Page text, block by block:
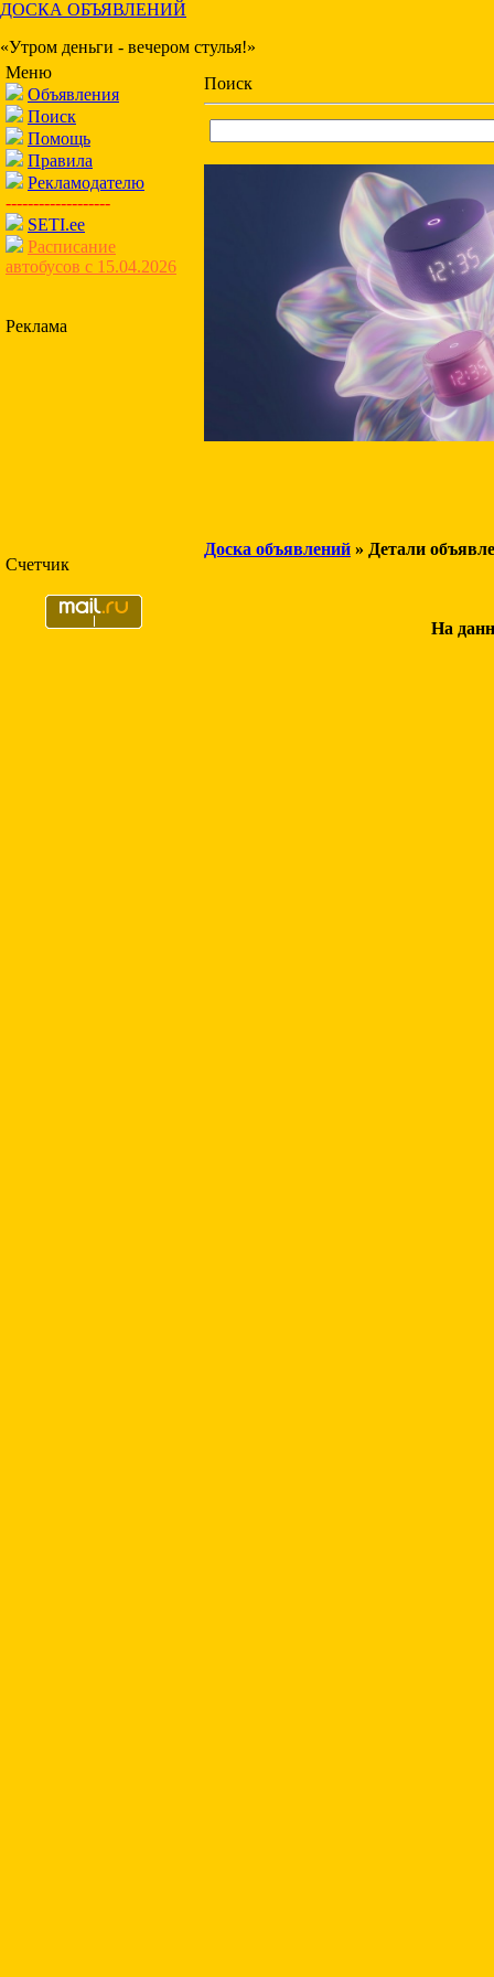
ДОСКА ОБЪЯВЛЕНИЙ
«Утром деньги - вечером стулья!»
Меню
Объявления
Поиск
Помощь
Правила
Рекламодателю
-------------------
SETI.ee
Расписание
автобусов с 15.04.2026
Реклама
Счетчик
Поиск
Доска объявлений » Детали
На